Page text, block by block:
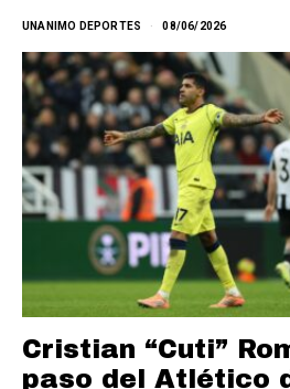
UNANIMO DEPORTES 08/06/2026
Cristian “Cuti”
paso del Atlético